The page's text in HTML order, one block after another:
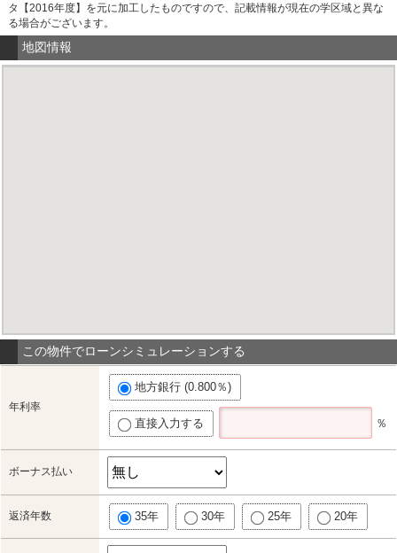
タ【2016年度】を元に加工したものですので、記載情報が現在の学区域と異な
る場合がございます。
地図情報
この物件でローンシミュレーションする
年利率
地方銀行 (0.800％)
直接入力する ％
ボーナス払い
返済年数 35年 30年 25年 20年